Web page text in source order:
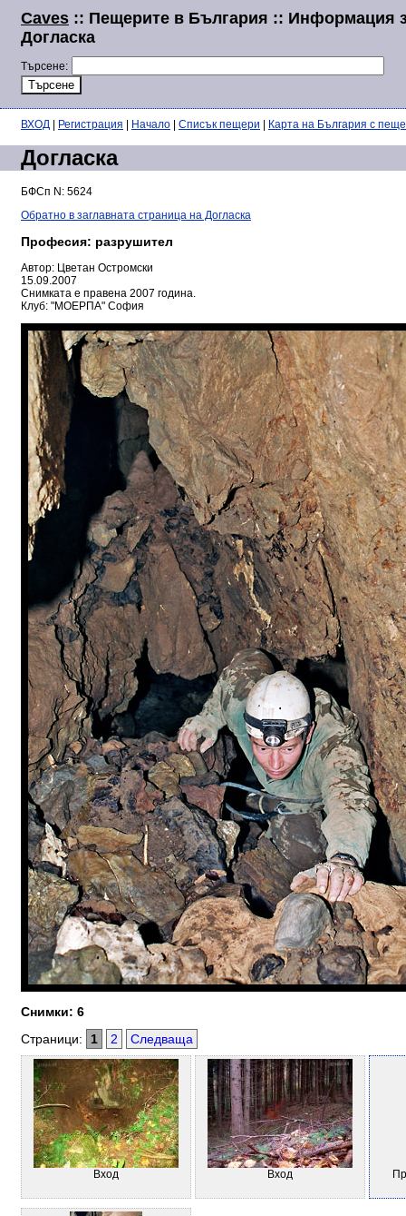
Caves :: Пещерите в България :: Информация
Догласка
Търсене:
ВХОД Регистрация Начало Списък пещери Карта на България с
Догласка
БФСп N: 5624
Обратно в заглавната страница на Догласка
Професия: разрушител
Автор: Цветан Остромски
15.09.2007
Снимката е правена 2007 година.
Клуб: "МОЕРПА" София
Снимки: 6
Страници:
1 2 Следваща
Вход Вход